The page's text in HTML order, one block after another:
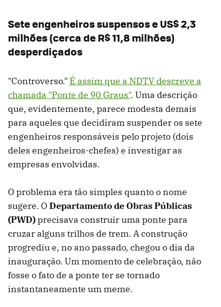
Sete engenheiros suspensos e US$ 2,3
milhões (cerca de R$ 11,8 milhões)
desperdiçados
"Controverso." É assim que a NDTV descreve a
chamada "Ponte de 90 Graus". Uma descrição
que, evidentemente, parece modesta demais
para aqueles que decidiram suspender os sete
engenheiros responsáveis ​​pelo projeto (dois
deles engenheiros-chefes) e investigar as
empresas envolvidas.
O problema era tão simples quanto o nome
sugere. O Departamento de Obras Públicas
(PWD)precisava construir uma ponte para
cruzar alguns trilhos de trem. A construção
progrediu e, no ano passado, chegou o dia da
inauguração. Um momento de celebração, não
fosse o fato de a ponte ter se tornado
instantaneamente um meme.